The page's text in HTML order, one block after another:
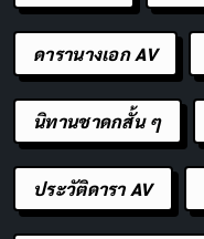
ดารานางเอก AV
นิทานชาดกสั้น ๆ
ประวัติดารา AV